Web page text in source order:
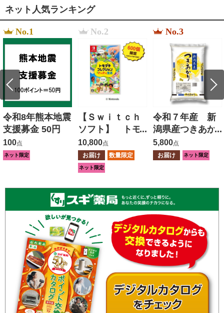
ネット人気ランキング
No.1
令和8年熊本地震
支援募金 50円
100点
ネット限定
No.2
【Ｓｗｉｔｃｈ
ソフト】 トモ
ダチコレクショ
ン わくわく生
活
10,800点
お届け
数量限定
ネット限定
No.3
令和７年産 新
潟県産つきあか
り ５ｋｇ
5,800点
お届け
ネット限定